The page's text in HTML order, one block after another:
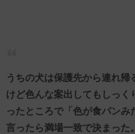
うちの犬は保護先から連れ
けど色んな案出してもしっく
ったところで「色が食パン
言ったら満場一致で決まった